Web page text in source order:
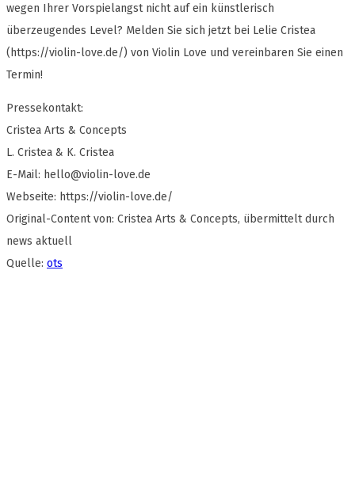
wegen Ihrer Vorspielangst nicht auf ein künstlerisch
überzeugendes Level? Melden Sie sich jetzt bei Lelie Cristea
(https://violin-love.de/) von Violin Love und vereinbaren Sie einen
Termin!
Pressekontakt:
Cristea Arts & Concepts
L. Cristea & K. Cristea
E-Mail: hello@violin-love.de
Webseite: https://violin-love.de/
Original-Content von: Cristea Arts & Concepts, übermittelt durch
news aktuell
Quelle: ots